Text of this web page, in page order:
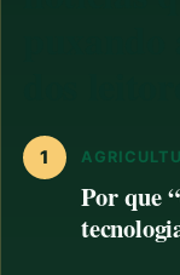
1
Por que